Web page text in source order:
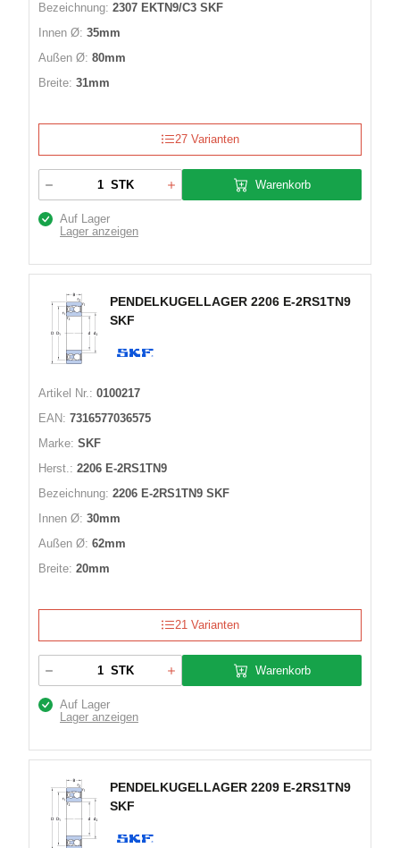
Bezeichnung: 2307 EKTN9/C3 SKF
Innen Ø: 35mm
Außen Ø: 80mm
Breite: 31mm
27 Varianten
STK Warenkorb
Auf Lager
Lager anzeigen
PENDELKUGELLAGER 2206 E-2RS1TN9
SKF
Artikel Nr.: 0100217
EAN: 7316577036575
Marke: SKF
Herst.: 2206 E-2RS1TN9
Bezeichnung: 2206 E-2RS1TN9 SKF
Innen Ø: 30mm
Außen Ø: 62mm
Breite: 20mm
21 Varianten
STK Warenkorb
Auf Lager
Lager anzeigen
PENDELKUGELLAGER 2209 E-2RS1TN9
SKF